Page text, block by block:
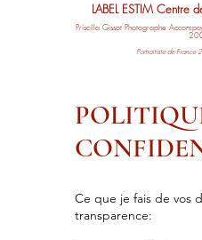
LABEL ESTIM Centre
Priscilla Gissot Photographe
Portraitiste de
Ce que je fais de vos
transparence: